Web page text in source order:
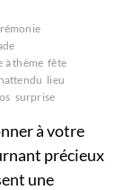
à thème fête
lieu
surprise
à votre
précieux
une